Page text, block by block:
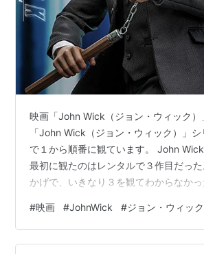
映画「John Wick（ジョン・ウィック
「John Wick（ジョン・ウィック）」
で１から順番に観ています。 John Wick
最初に観たのはレンタルで３作目だっ
かげで、いきなり３を観てわからなか
ック：チャプター2／2017年３、ジョ
ラベラム／2019年４、ジョン・ウィッ
ス／2023年 キアヌ・リーブスの必ず止
#映画 #JohnWick #ジョン・ウィック